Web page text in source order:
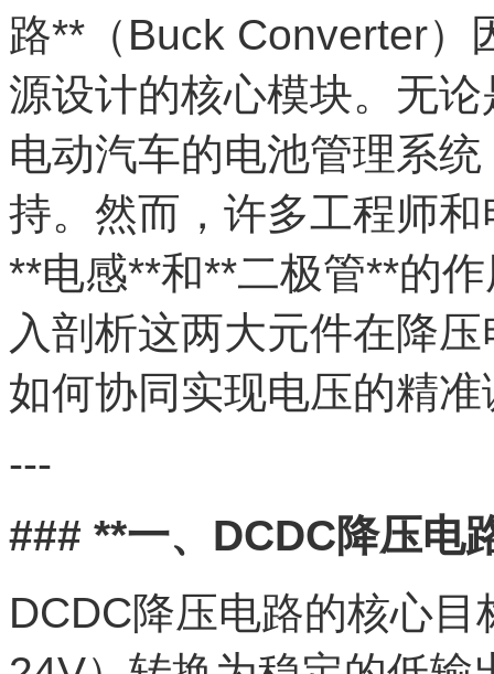
路**（Buck Converter）
源设计的核心模块。无
电动汽车的电池管理系
持。然而，许多工程师
**电感**和**二极管**的
入剖析这两大元件在降
如何协同实现电压的精
---
### **一、DCDC降压电
DCDC降压电路的核心